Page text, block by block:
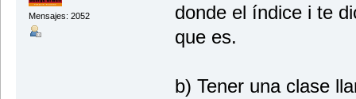
Mensajes: 2052
donde el índice i te
que es.
b) Tener una clase